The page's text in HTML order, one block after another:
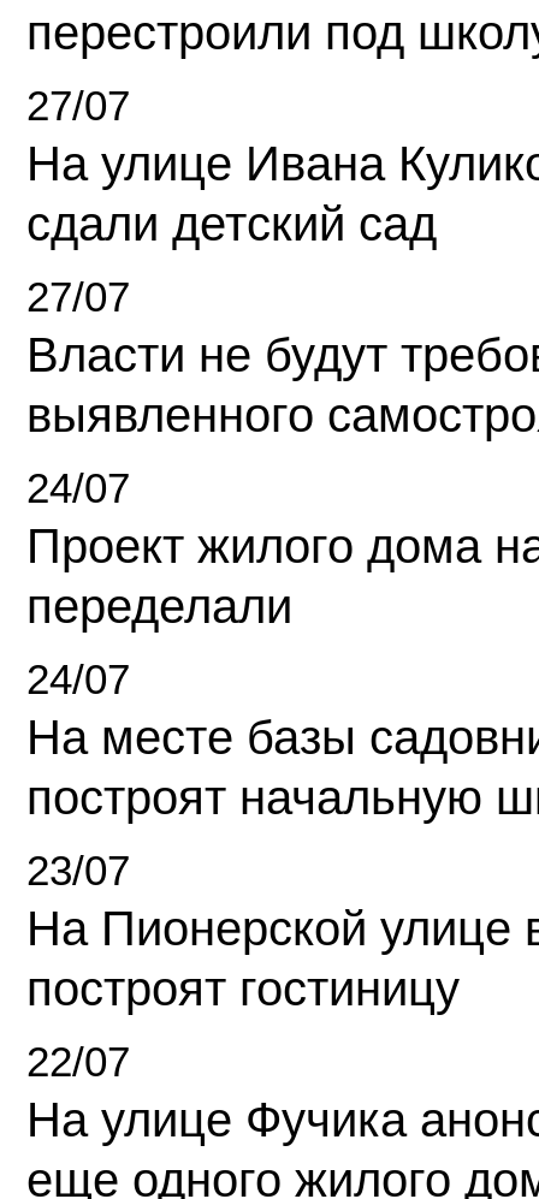
перестроили под
27/07
На улице Ивана
сдали детский сад
27/07
Власти не будут
выявленного
24/07
Проект жилого дома
переделали
24/07
На месте базы
построят начальную
23/07
На Пионерской улице
построят гостиницу
22/07
На улице Фучика
еще одного жилого